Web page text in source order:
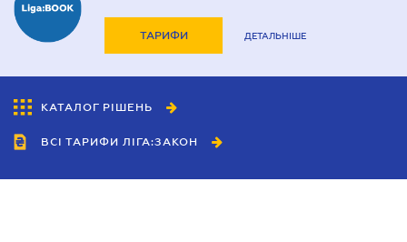
ТАРИФИ ДЕТАЛЬНІШЕ
КАТАЛОГ РІШЕНЬ
ВСІ ТАРИФИ ЛІГА:ЗАКОН